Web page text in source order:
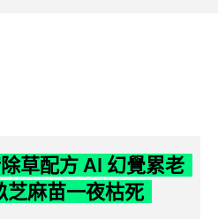
草配方 AI 幻覺累老
芝麻苗一夜枯死